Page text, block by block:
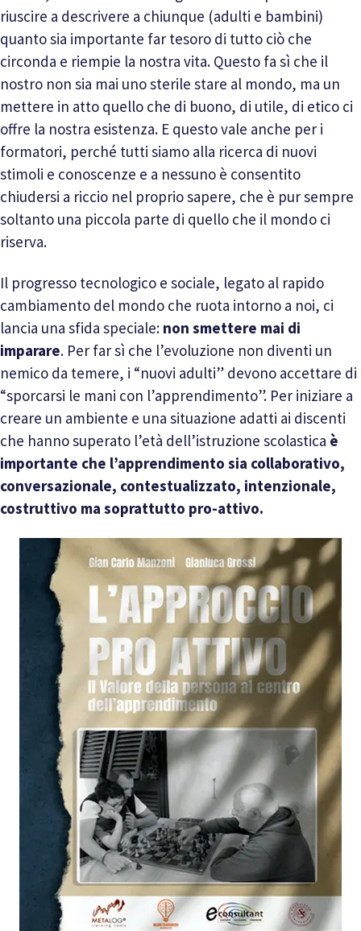
riuscire a descrivere a chiunque (adulti e bambini)
quanto sia importante far tesoro di tutto ciò che
circonda e riempie la nostra vita. Questo fa sì che il
nostro non sia mai uno sterile stare al mondo, ma un
mettere in atto quello che di buono, di utile, di etico ci
offre la nostra esistenza. E questo vale anche per i
formatori, perché tutti siamo alla ricerca di nuovi
stimoli e conoscenze e a nessuno è consentito
chiudersi a riccio nel proprio sapere, che è pur sempre
soltanto una piccola parte di quello che il mondo ci
riserva.
Il progresso tecnologico e sociale, legato al rapido
cambiamento del mondo che ruota intorno a noi, ci
lancia una sfida speciale: non smettere mai di
imparare. Per far sì che l’evoluzione non diventi un
nemico da temere, i “nuovi adulti” devono accettare di
“sporcarsi le mani con l’apprendimento”. Per iniziare a
creare un ambiente e una situazione adatti ai discenti
che hanno superato l’età dell’istruzione scolastica è
importante che l’apprendimento sia collaborativo,
conversazionale, contestualizzato, intenzionale,
costruttivo ma soprattutto pro-attivo.